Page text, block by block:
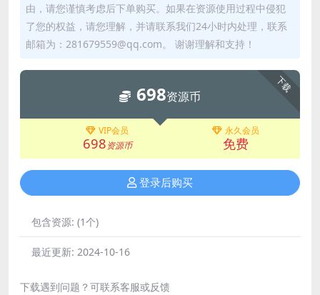
由，请您谨慎考虑后下单购买。如果在资源使用过程中侵犯
了您的权益，请您理解，并请联系我们24小时内处理，联系
邮箱为：281679559@qq.com。 谢谢理解和支持！
下载
698资源币
VIP会员
698资源币
永久会员
免费
登录后购买
包含资源: (1个)
最近更新: 2024-10-16
下载遇到问题？可联系客服或反馈